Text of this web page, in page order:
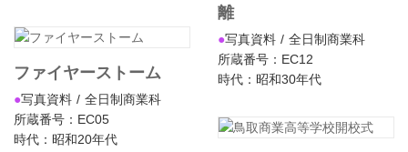
ファイヤーストーム
写真資料
全日制商業科
所蔵番号：EC05
時代：昭和20年代
離
写真資料
全日制商業科
所蔵番号：EC12
時代：昭和30年代